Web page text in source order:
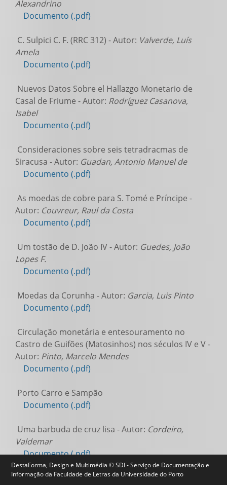
DestaForma, Design e Multimédia © SDI - Serviço de Documentação e
Informação da Faculdade de Letras da Universidade do Porto
Alexandrino
Documento (.pdf)
C. Sulpici C. F. (RRC 312) - Autor: Valverde, Luís
Amela
Documento (.pdf)
Nuevos Datos Sobre el Hallazgo Monetario de
Casal de Friume - Autor: Rodríguez Casanova,
Isabel
Documento (.pdf)
Consideraciones sobre seis tetradracmas de
Siracusa - Autor: Guadan, Antonio Manuel de
Documento (.pdf)
As moedas de cobre para S. Tomé e Príncipe -
Autor: Couvreur, Raul da Costa
Documento (.pdf)
Um tostão de D. João IV - Autor: Guedes, João
Lopes F.
Documento (.pdf)
Moedas da Corunha - Autor: Garcia, Luis Pinto
Documento (.pdf)
Circulação monetária e entesouramento no
Castro de Guifões (Matosinhos) nos séculos IV e V -
Autor: Pinto, Marcelo Mendes
Documento (.pdf)
Porto Carro e Sampão
Documento (.pdf)
Uma barbuda de cruz lisa - Autor: Cordeiro,
Valdemar
Documento (.pdf)
Um tesouro de aurei romanos da antiga Índia